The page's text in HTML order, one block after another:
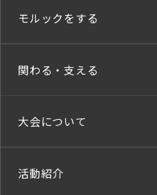
モルックをする
関わる・支える
大会について
活動紹介